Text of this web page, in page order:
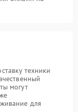
техники
могут
для